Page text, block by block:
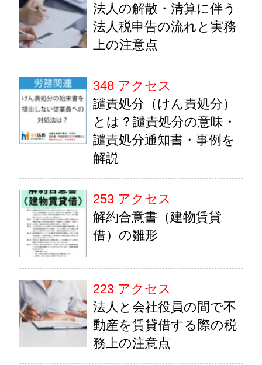
法人の解散・清算に伴う
法人税申告の流れと実務
上の注意点
348 アクセス
譴責処分（けん責処分）
とは？譴責処分の意味・
譴責処分通知書・事例を
解説
253 アクセス
解約合意書（建物賃貸
借）の雛形
223 アクセス
法人と会社役員の間で不
動産を賃貸借する際の税
務上の注意点